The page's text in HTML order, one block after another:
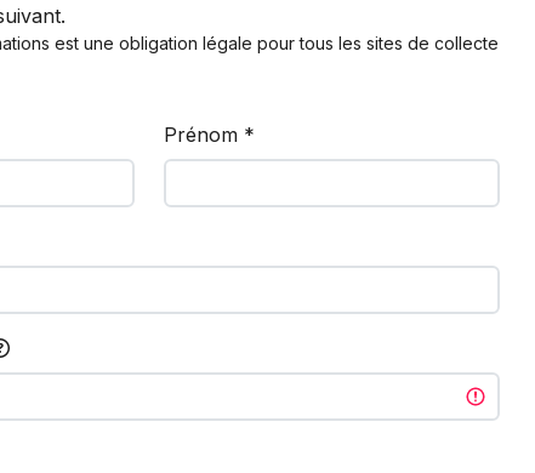
est une obligation légale pour tous les sites de collecte
Prénom *